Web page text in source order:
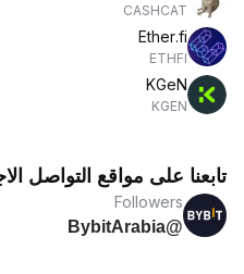
CASHCAT
Ether.fi
ETHFI
KGeN
KGEN
تابعنا على مواقع التواصل
Followers
@BybitArabia